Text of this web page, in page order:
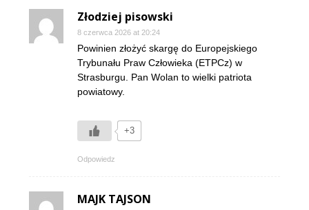
Złodziej pisowski
8 czerwca 2026 at 20:24
Powinien złożyć skargę do Europejskiego
Trybunału Praw Człowieka (ETPCz) w
Strasburgu. Pan Wolan to wielki patriota
powiatowy.
+3
Odpowiedz
MAJK TAJSON